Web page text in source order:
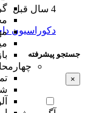
4 سال قبل
دکوراسیون
جستجو پیشرفته
×